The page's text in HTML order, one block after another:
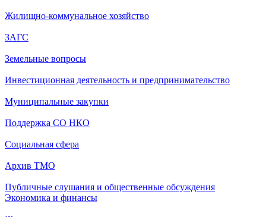
Жилищно-коммунальное хозяйство
ЗАГС
Земельные вопросы
Инвестиционная деятельность и предпринимательство
Муниципальные закупки
Поддержка СО НКО
Социальная сфера
Архив ТМО
Публичные слушания и общественные обсуждения
Экономика и финансы